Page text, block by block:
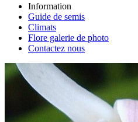
Information
Guide de semis
Climats
Flore galerie de photo
Contactez nous